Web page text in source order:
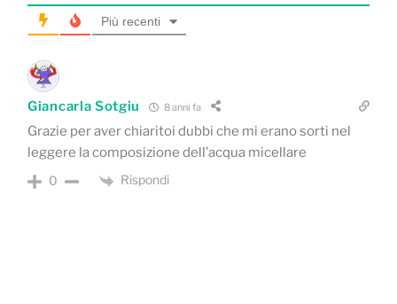
Più recenti
Giancarla Sotgiu 8 anni fa
Grazie per aver chiaritoi dubbi che mi erano sorti nel
leggere la composizione dell’acqua micellare
0 Rispondi